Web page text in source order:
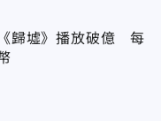
歸墟》播放破億 每